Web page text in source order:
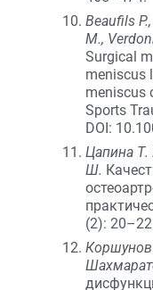
Beaufils
M.,
Surgical
meniscus
meniscus
Sports
DOI:
Цапина
Ш.
(2):